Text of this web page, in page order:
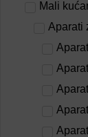
Mali
Aparati